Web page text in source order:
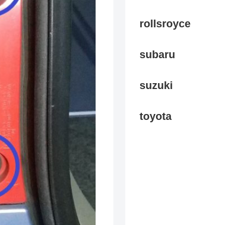
rollsroyce
subaru
suzuki
toyota